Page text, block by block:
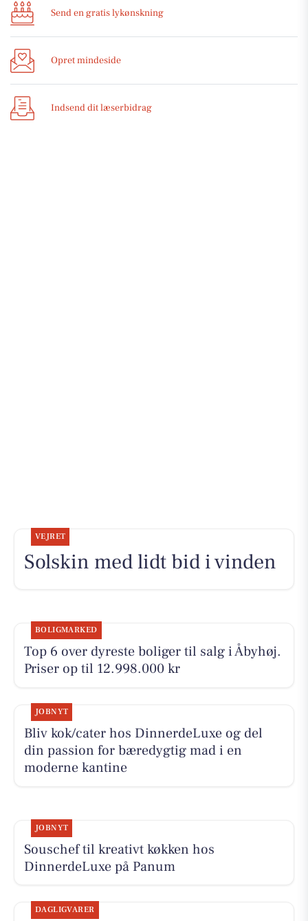
Send en gratis lykønskning
Opret mindeside
Indsend dit læserbidrag
VEJRET
Solskin med lidt bid i vinden
BOLIGMARKED
Top 6 over dyreste boliger til salg i Åbyhøj.
Priser op til 12.998.000 kr
JOBNYT
Bliv kok/cater hos DinnerdeLuxe og del
din passion for bæredygtig mad i en
moderne kantine
JOBNYT
Souschef til kreativt køkken hos
DinnerdeLuxe på Panum
DAGLIGVARER